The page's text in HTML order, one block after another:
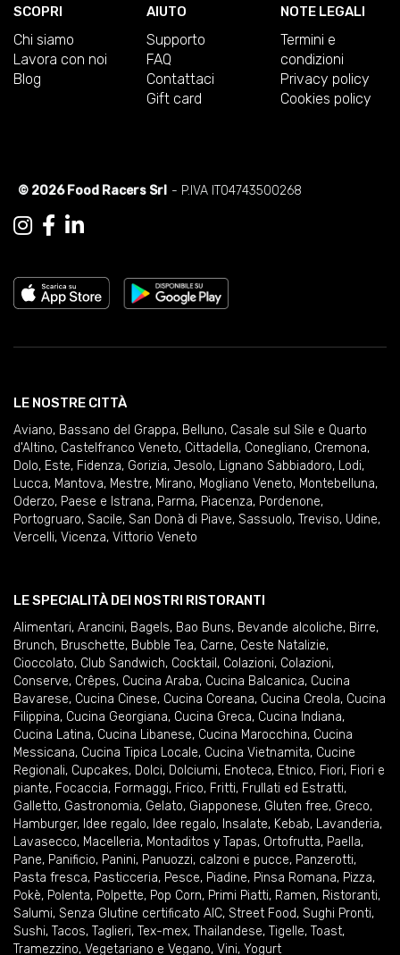
SCOPRI
Chi siamo
Lavora con noi
Blog
AIUTO
Supporto
FAQ
Contattaci
Gift card
NOTE LEGALI
Termini e
condizioni
Privacy policy
Cookies policy
© 2026 Food Racers Srl - P.IVA IT04743500268
LE NOSTRE CITTÀ
Aviano, Bassano del Grappa, Belluno, Casale sul Sile e Quarto
d'Altino, Castelfranco Veneto, Cittadella, Conegliano, Cremona,
Dolo, Este, Fidenza, Gorizia, Jesolo, Lignano Sabbiadoro, Lodi,
Lucca, Mantova, Mestre, Mirano, Mogliano Veneto, Montebelluna,
Oderzo, Paese e Istrana, Parma, Piacenza, Pordenone,
Portogruaro, Sacile, San Donà di Piave, Sassuolo, Treviso, Udine,
Vercelli, Vicenza, Vittorio Veneto
LE SPECIALITÀ DEI NOSTRI RISTORANTI
Alimentari, Arancini, Bagels, Bao Buns, Bevande alcoliche, Birre,
Brunch, Bruschette, Bubble Tea, Carne, Ceste Natalizie,
Cioccolato, Club Sandwich, Cocktail , Colazioni, Colazioni,
Conserve, Crêpes, Cucina Araba, Cucina Balcanica, Cucina
Bavarese, Cucina Cinese, Cucina Coreana, Cucina Creola, Cucina
Filippina, Cucina Georgiana, Cucina Greca, Cucina Indiana,
Cucina Latina, Cucina Libanese, Cucina Marocchina, Cucina
Messicana, Cucina Tipica Locale, Cucina Vietnamita, Cucine
Regionali, Cupcakes, Dolci, Dolciumi, Enoteca, Etnico, Fiori, Fiori e
piante, Focaccia, Formaggi, Frico, Fritti, Frullati ed Estratti,
Galletto, Gastronomia, Gelato, Giapponese, Gluten free, Greco,
Hamburger, Idee regalo, Idee regalo, Insalate, Kebab, Lavanderia,
Lavasecco, Macelleria, Montaditos y Tapas, Ortofrutta, Paella,
Pane, Panificio, Panini, Panuozzi, calzoni e pucce, Panzerotti,
Pasta fresca, Pasticceria, Pesce, Piadine, Pinsa Romana, Pizza,
Pokè, Polenta, Polpette, Pop Corn, Primi Piatti, Ramen, Ristoranti,
Salumi, Senza Glutine certificato AIC, Street Food, Sughi Pronti,
Sushi, Tacos, Taglieri, Tex-mex, Thailandese, Tigelle, Toast,
Tramezzino, Vegetariano e Vegano, Vini, Yogurt